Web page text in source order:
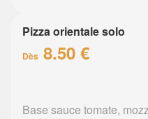
Pizza orientale solo
Dès 8.50 €
Base sauce tomate,